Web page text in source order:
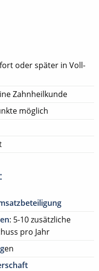
oder später in Voll-
Zahnheilkunde
möglich
: 5-10 zusätzliche
pro Jahr
en